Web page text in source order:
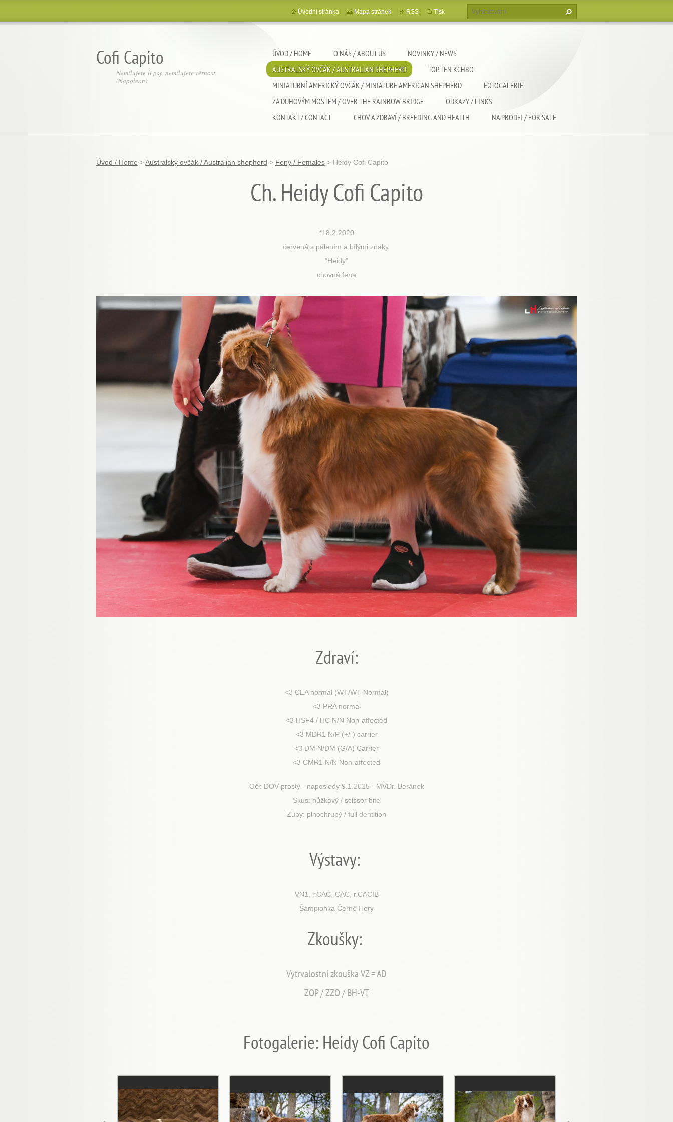
Cofi Capito
Nemilujete-li psy, nemilujete věrnost.
(Napoleon)
ÚVOD / HOME O NÁS / ABOUT US
NOVINKY / NEWS
AUSTRALSKÝ OVČÁK / AUSTRALIAN SHEPHERD
TOP TEN KCHBO
MINIATURNÍ AMERICKÝ OVČÁK / MINIATURE AMERICAN SHEPHERD
FOTOGALERIE
ZA DUHOVÝM MOSTEM / OVER THE RAINBOW BRIDGE
ODKAZY / LINKS
KONTAKT / CONTACT
CHOV A ZDRAVÍ / BREEDING AND HEALTH NA PRODEJ / FOR SALE
Úvodní stránka Mapa stránek RSS Tisk
Úvod / Home >Australský ovčák / Australian shepherd > Feny / Females > Heidy Cofi Capito
Ch. Heidy Cofi Capito
*18.2.2020
červená s pálením a bílými znaky
"Heidy"
chovná fena
Zdraví:
<3 CEA normal (WT/WT Normal)
<3 PRA normal
<3 HSF4 / HC N/N Non-affected
<3 MDR1 N/P (+/-) carrier
<3 DM N/DM (G/A) Carrier
<3 CMR1 N/N Non-affected
Oči: DOV prostý - naposledy 9.1.2025 - MVDr. Beránek
Skus: nůžkový / scissor bite
Zuby: plnochrupý / full dentition
Výstavy:
VN1, r.CAC, CAC, r.CACIB
Šampionka Černé Hory
Zkoušky:
Vytrvalostní zkouška VZ = AD
ZOP / ZZO / BH-VT
Fotogalerie: Heidy Cofi Capito